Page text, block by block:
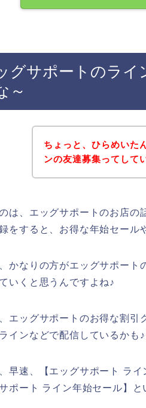
グサポートのライ
～
ちょっと、ひらめいた
ンの友達募集ってして
は、エッグサポートのお店の
をすると、お得な年始セール
かなりの方がエッグサポー
いくと思うんですよね♪
エッグサポートのお得な割引
インなどで配信しているかも
早速、【エッグサポート ラ
ポート ライン年始セール】